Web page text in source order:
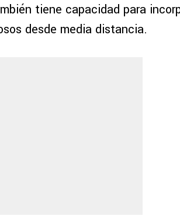
tiene capacidad para
desde media distancia.